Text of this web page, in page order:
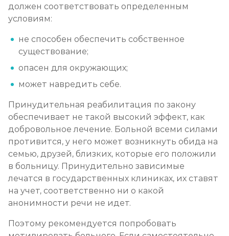
должен соответствовать определенным
условиям:
не способен обеспечить собственное
существование;
опасен для окружающих;
может навредить себе.
Принудительная реабилитация по закону
обеспечивает не такой высокий эффект, как
добровольное лечение. Больной всеми силами
противится, у него может возникнуть обида на
семью, друзей, близких, которые его положили
в больницу. Принудительно зависимые
лечатся в государственных клиниках, их ставят
на учет, соответственно ни о какой
анонимности речи не идет.
Поэтому рекомендуется попробовать